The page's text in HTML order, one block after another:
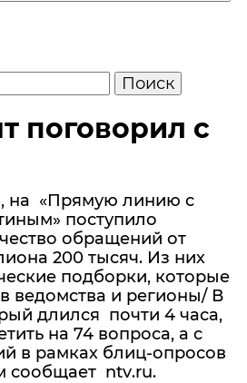
поговорил с
на «Прямую линию с
» поступило
обращений от
200 тысяч. Из них
подборки, которые
ведомства и регионы/ В
длился почти 4 часа,
на 74 вопроса, а с
в рамках блиц-опросов
сообщает ntv.ru.